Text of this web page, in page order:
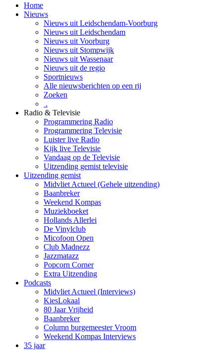
Home
Nieuws
Nieuws uit Leidschendam-Voorburg
Nieuws uit Leidschendam
Nieuws uit Voorburg
Nieuws uit Stompwijk
Nieuws uit Wassenaar
Nieuws uit de regio
Sportnieuws
Alle nieuwsberichten op een rij
Zoeken
.
Radio & Televisie
Programmering Radio
Programmering Televisie
Luister live Radio
Kijk live Televisie
Vandaag op de Televisie
Uitzending gemist televisie
Uitzending gemist
Midvliet Actueel (Gehele uitzending)
Baanbreker
Weekend Kompas
Muziekboeket
Hollands Allerlei
De Vinylclub
Micofoon Open
Club Madnezz
Jazzmatazz
Popcorn Corner
Extra Uitzending
Podcasts
Midvliet Actueel (Interviews)
KiesLokaal
80 Jaar Vrijheid
Baanbreker
Column burgemeester Vroom
Weekend Kompas Interviews
35 jaar